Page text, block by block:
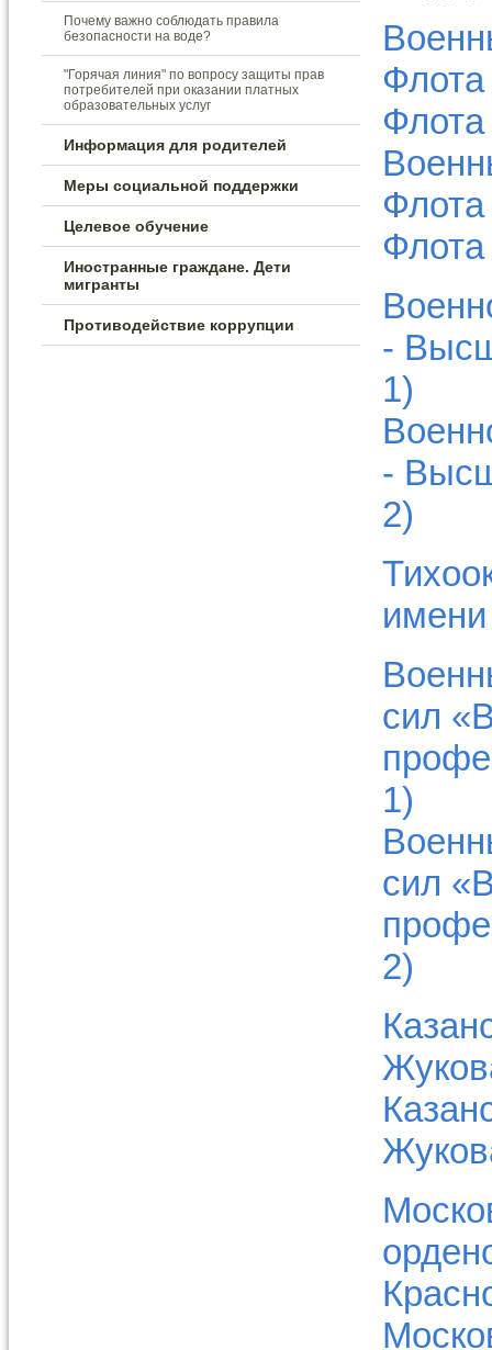
Почему важно соблюдать правила
безопасности на воде?
"Горячая линия" по вопросу защиты прав
потребителей при оказании платных
образовательных услуг
Информация для родителей
Меры социальной поддержки
Целевое обучение
Иностранные граждане. Дети
мигранты
Противодействие коррупции
-
1)
-
2)
сил
1)
сил
2)